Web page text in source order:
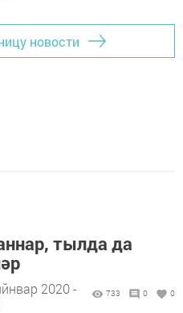
новости
тылда да
2020 -
733 0 0